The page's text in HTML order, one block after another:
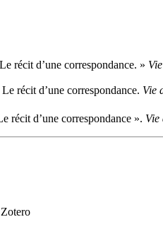
récit d’une correspondance. »
récit d’une correspondance. Vie
récit d’une correspondance ». Vie